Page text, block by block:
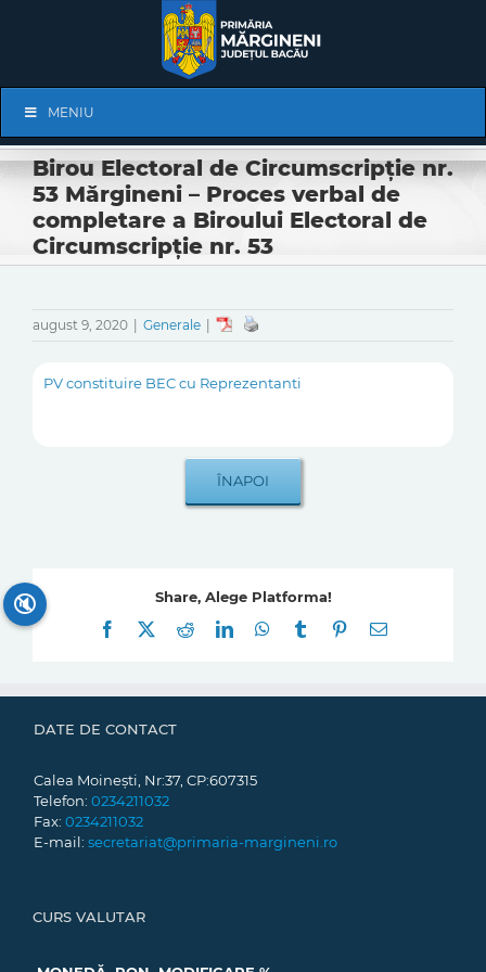
Navigation
MENIU
Birou Electoral de Circumscripție nr.
53 Mărgineni – Proces verbal de
completare a Biroului Electoral de
Circumscripție nr. 53
august 9, 2020 Generale
PV constituire BEC cu Reprezentanti
Share, Alege Platforma!
Facebook
RedditLinkedInWhatsApp
Tumblr Pinterest
E-
DATE DE CONTACT
Calea Moinești, Nr:37, CP:607315
Telefon: 0234211032
Fax: 0234211032
E-mail: secretariat@primaria-margineni.ro
CURS VALUTAR
🔇